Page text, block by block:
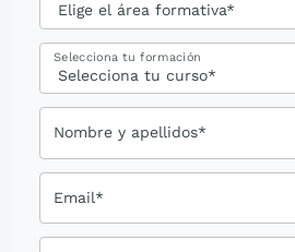
Selecciona tu formación
Nombre y apellidos*
Email*